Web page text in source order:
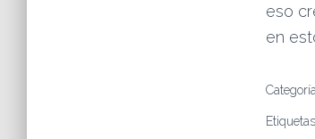
eso
en